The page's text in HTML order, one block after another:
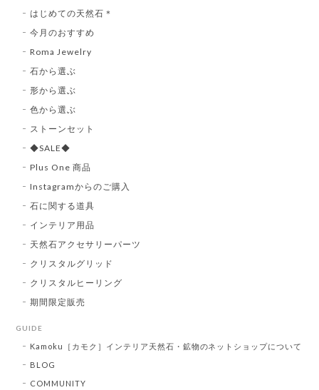
はじめての天然石＊
今月のおすすめ
Roma Jewelry
石から選ぶ
形から選ぶ
色から選ぶ
ストーンセット
◆SALE◆
Plus One 商品
Instagramからのご購入
石に関する道具
インテリア用品
天然石アクセサリーパーツ
クリスタルグリッド
クリスタルヒーリング
期間限定販売
GUIDE
Kamoku［カモク］インテリア天然石・鉱物のネットショップについて
BLOG
COMMUNITY